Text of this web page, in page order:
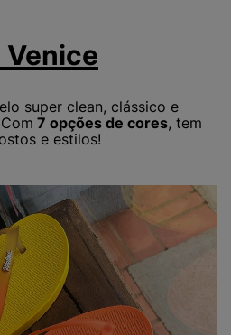
Venice
super clean, clássico e
7 opções de cores, tem
e estilos!